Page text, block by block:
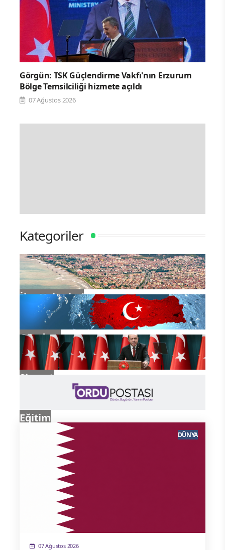
Görgün: TSK Güçlendirme Vakfı'nın Erzurum
Bölge Temsilciliği hizmete açıldı
07 Ağustos 2026
Kategoriler
İlçe Haberleri
Gündem
Siyaset
Eğitim
07 Ağustos 2026
DÜNYA